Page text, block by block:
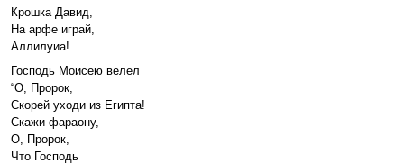
Крошка Давид,
На арфе играй,
Аллилуиа!
Господь Моисею велел
“О, Пророк,
Скорей уходи из Египта!
Скажи фараону,
О, Пророк,
Что Господь